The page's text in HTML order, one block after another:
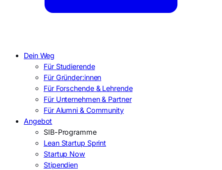
Dein Weg
Für Studierende
Für Gründer:innen
Für Forschende & Lehrende
Für Unternehmen & Partner
Für Alumni & Community
Angebot
SIB-Programme
Lean Startup Sprint
Startup Now
Stipendien